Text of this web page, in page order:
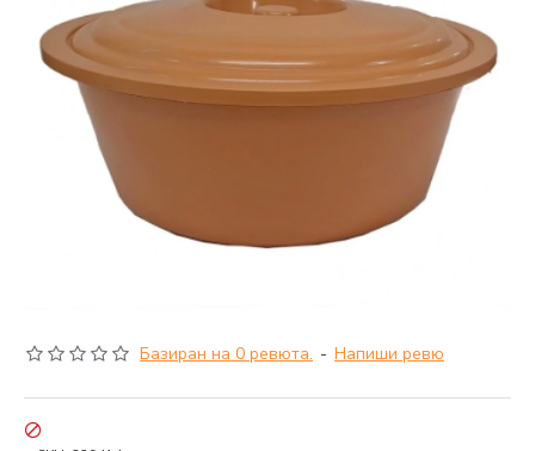
Базиран на 0 ревюта. - Напиши ревю